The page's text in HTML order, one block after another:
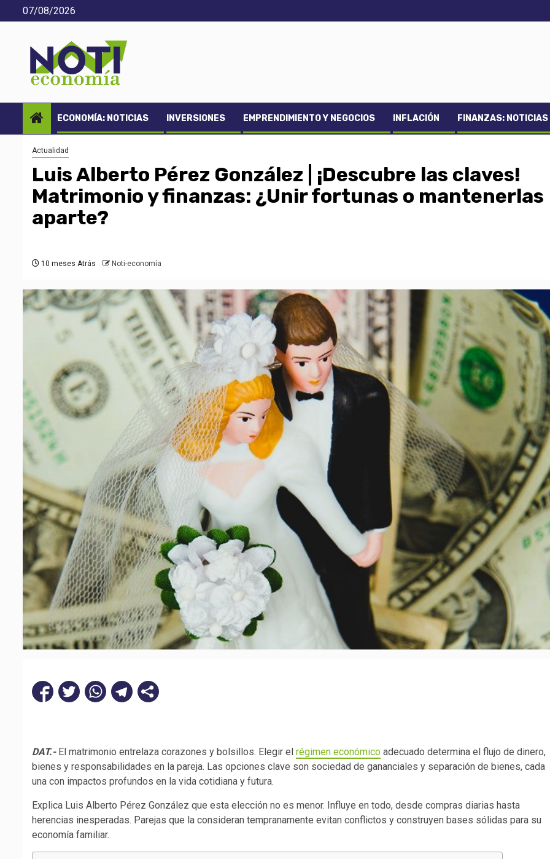
Saltar
al
07/08/2026
ECONOMÍA: NOTICIAS INVERSIONES EMPRENDIMIENTO Y NEGOCIOS INFLACIÓN FINANZAS:
Actualidad
Luis Alberto Pérez González | ¡Descubre las claves!
Matrimonio y finanzas: ¿Unir fortunas o mantenerlas
aparte?
10 meses Atrás Noti-economía
DAT.-El matrimonio entrelaza corazones y bolsillos. Elegir el régimen económico adecuado determina el flujo de dinero,
bienes y responsabilidades en la pareja. Las opciones clave son sociedad de gananciales y separación de bienes, cada
una con impactos profundos en la vida cotidiana y futura.
Explica Luis Alberto Pérez González que esta elección no es menor. Influye en todo, desde compras diarias hasta
herencias inesperadas. Parejas que la consideran tempranamente evitan conflictos y construyen bases sólidas para su
economía familiar.